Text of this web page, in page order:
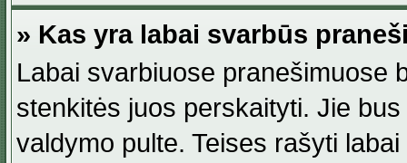
» Kas yra labai svarbūs
Labai svarbiuose pranešimuose
stenkitės juos perskaityti. Jie
valdymo pulte. Teises rašyti